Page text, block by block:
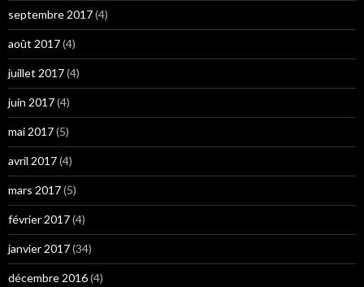
septembre 2017(4)
août 2017(4)
juillet 2017(4)
juin 2017(4)
mai 2017(5)
avril 2017(4)
mars 2017(5)
février 2017(4)
janvier 2017(34)
décembre 2016(4)